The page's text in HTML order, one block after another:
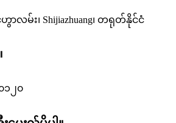
မ်း၊ Shijiazhuang၊ တရုတ်နိုင်ငံ
၁၂၀